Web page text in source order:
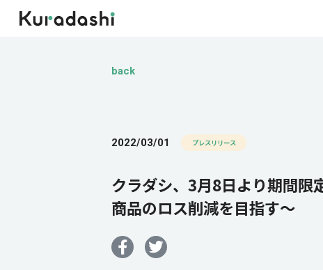
back
2022/03/01 プレスリリース
クラダシ、3月8日より期間限
商品のロス削減を目指す～